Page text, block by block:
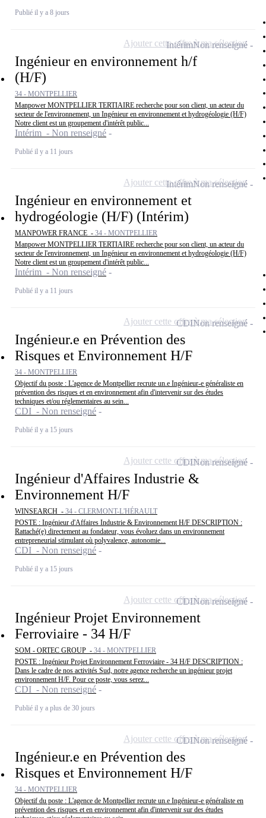
Publié il y a 8 jours
Ingénieur en environnement h/f
(H/F)
34 - MONTPELLIER
Manpower MONTPELLIER TERTIAIRE recherche pour son client, un acteur du
secteur de l'environnement, un Ingénieur en environnement et hydrogéologie (H/F)
Notre client est un groupement d'intérêt public...
Intérim - Non renseigné
Publié il y a 11 jours
IntérimNon renseigné
Ajouter cette offre à ma sélection
Ingénieur en environnement et
hydrogéologie (H/F) (Intérim)
MANPOWER FRANCE - 34 - MONTPELLIER
Manpower MONTPELLIER TERTIAIRE recherche pour son client, un acteur du
secteur de l'environnement, un Ingénieur en environnement et hydrogéologie (H/F)
Notre client est un groupement d'intérêt public...
Intérim - Non renseigné
Publié il y a 11 jours
IntérimNon renseigné
Ajouter cette offre à ma sélection
Ingénieur.e en Prévention des
Risques et Environnement H/F
34 - MONTPELLIER
Objectif du poste : L'agence de Montpellier recrute un.e Ingénieur-e généraliste en
prévention des risques et en environnement afin d'intervenir sur des études
techniques et/ou réglementaires au sein...
CDI - Non renseigné
Publié il y a 15 jours
CDINon renseigné
Ajouter cette offre à ma sélection
Ingénieur d'Affaires Industrie &
Environnement H/F
WINSEARCH - 34 - CLERMONT-L'HÉRAULT
POSTE : Ingénieur d'Affaires Industrie & Environnement H/F DESCRIPTION :
Rattaché(e) directement au fondateur, vous évoluez dans un environnement
entrepreneurial stimulant où polyvalence, autonomie...
CDI - Non renseigné
Publié il y a 15 jours
CDINon renseigné
Ajouter cette offre à ma sélection
Ingénieur Projet Environnement
Ferroviaire - 34 H/F
SOM - ORTEC GROUP - 34 - MONTPELLIER
POSTE : Ingénieur Projet Environnement Ferroviaire - 34 H/F DESCRIPTION :
Dans le cadre de nos activités Sud, notre agence recherche un ingénieur projet
environnement H/F. Pour ce poste, vous serez...
CDI - Non renseigné
Publié il y a plus de 30 jours
CDINon renseigné
Ajouter cette offre à ma sélection
Ingénieur.e en Prévention des
Risques et Environnement H/F
34 - MONTPELLIER
Objectif du poste : L'agence de Montpellier recrute un.e Ingénieur-e généraliste en
prévention des risques et en environnement afin d'intervenir sur des études
CDINon renseigné
Ajouter cette offre à ma sélection